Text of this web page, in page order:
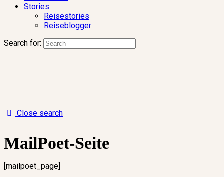
Stories
Reisestories
Reiseblogger
Search for:
Close search
MailPoet-Seite
[mailpoet_page]